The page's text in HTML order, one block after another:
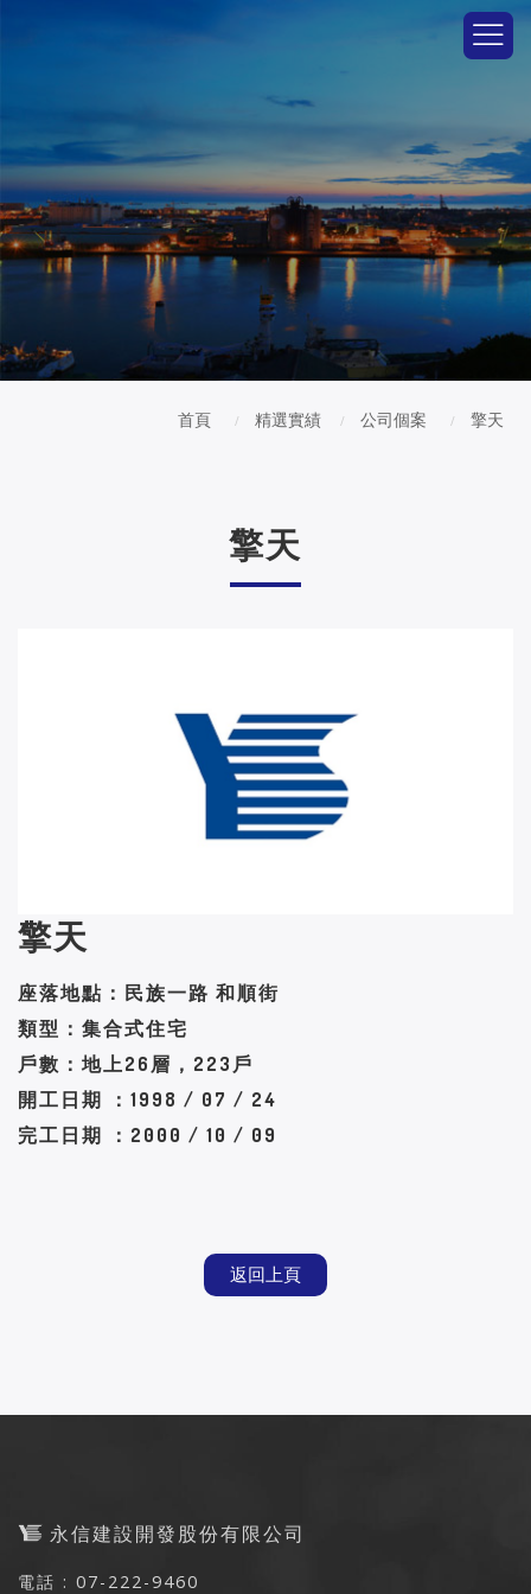
首頁 精選實績 公司個案 擎天
擎天
擎天
座落地點：民族一路 和順街
類型：集合式住宅
戶數：地上26層，223戶
開工日期 ：1998 / 07 / 24
完工日期 ：2000 / 10 / 09
返回上頁
永信建設開發股份有限公司
電話 : 07-222-9460